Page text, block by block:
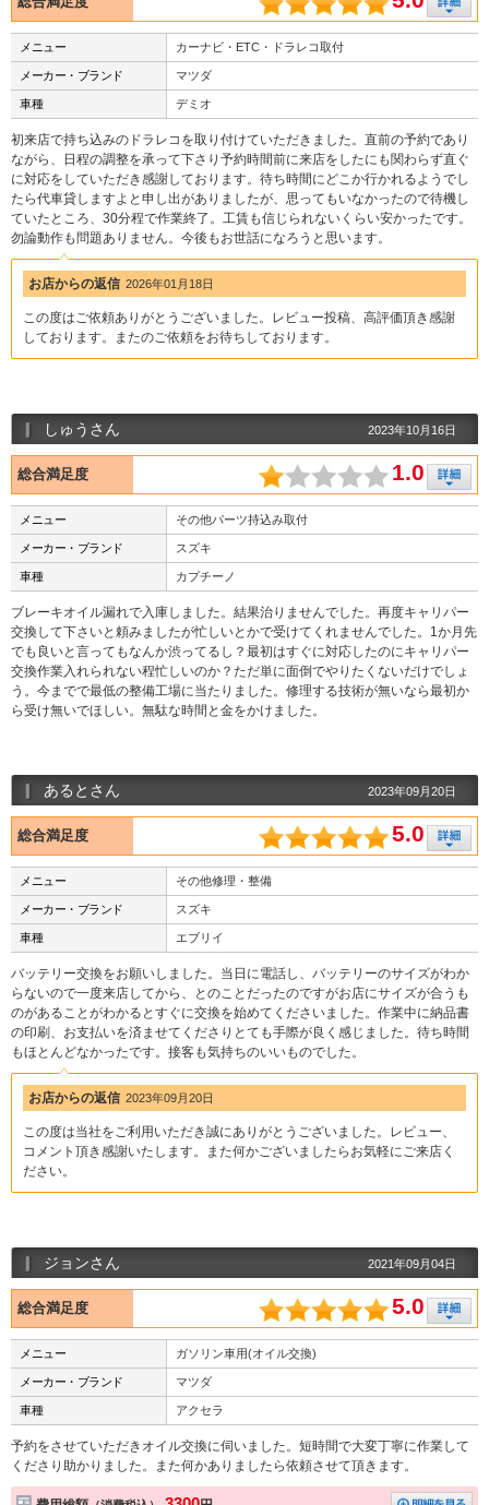
メニュー カーナビ・ETC・ドラレコ取付
メーカー・ブランド マツダ
車種 デミオ
初来店で持ち込みのドラレコを取り付けていただきました。直前の予約であり
ながら、日程の調整を承って下さり予約時間前に来店をしたにも関わらず直ぐ
に対応をしていただき感謝しております。待ち時間にどこか行かれるようでし
たら代車貸しますよと申し出がありましたが、思ってもいなかったので待機し
ていたところ、30分程で作業終了。工賃も信じられないくらい安かったです。
勿論動作も問題ありません。今後もお世話になろうと思います。
お店からの返信 2026年01月18日
この度はご依頼ありがとうございました。レビュー投稿、高評価頂き感謝
しております。またのご依頼をお待ちしております。
しゅうさん 2023年10月16日
総合満足度 1.0
メニュー その他パーツ持込み取付
メーカー・ブランド スズキ
車種 カプチーノ
ブレーキオイル漏れで入庫しました。結果治りませんでした。再度キャリパー
交換して下さいと頼みましたが忙しいとかで受けてくれませんでした。1か月先
でも良いと言ってもなんか渋ってるし？最初はすぐに対応したのにキャリパー
交換作業入れられない程忙しいのか？ただ単に面倒でやりたくないだけでしょ
う。今までで最低の整備工場に当たりました。修理する技術が無いなら最初か
ら受け無いでほしい。無駄な時間と金をかけました。
あるとさん 2023年09月20日
総合満足度 5.0
メニュー その他修理・整備
メーカー・ブランド スズキ
車種 エブリイ
バッテリー交換をお願いしました。当日に電話し、バッテリーのサイズがわか
らないので一度来店してから、とのことだったのですがお店にサイズが合うも
のがあることがわかるとすぐに交換を始めてくださいました。作業中に納品書
の印刷、お支払いを済ませてくださりとても手際が良く感じました。待ち時間
もほとんどなかったです。接客も気持ちのいいものでした。
お店からの返信 2023年09月20日
この度は当社をご利用いただき誠にありがとうございました。レビュー、
コメント頂き感謝いたします。また何かございましたらお気軽にご来店く
ださい。
ジョンさん 2021年09月04日
総合満足度 5.0
メニュー ガソリン車用(オイル交換)
メーカー・ブランド マツダ
車種 アクセラ
予約をさせていただきオイル交換に伺いました。短時間で大変丁寧に作業して
くださり助かりました。また何かありましたら依頼させて頂きます。